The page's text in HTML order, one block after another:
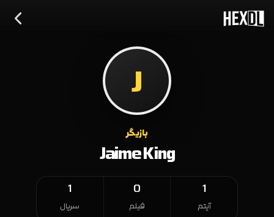
J
بازیگر
Jaime King
1
آیتم
0
فیلم
1
سریال